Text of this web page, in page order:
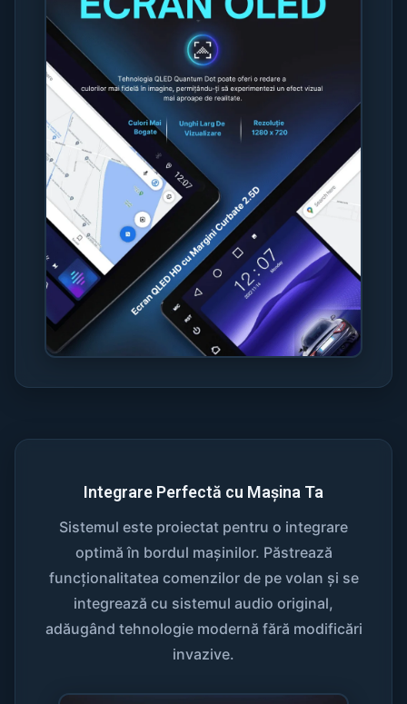
Integrare Perfectă cu Mașina Ta
Sistemul este proiectat pentru o integrare
optimă în bordul mașinilor. Păstrează
funcționalitatea comenzilor de pe volan și se
integrează cu sistemul audio original,
adăugând tehnologie modernă fără modificări
invazive.